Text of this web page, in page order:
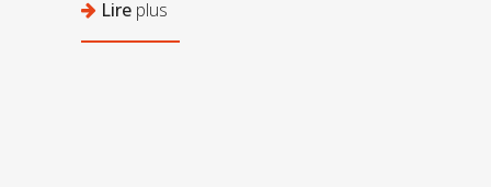
Lire plus